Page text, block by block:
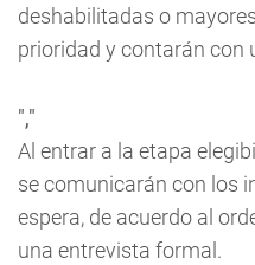
deshabilitadas o
prioridad y contarán con
","
Al entrar a la etapa
se comunicarán con los
espera, de acuerdo al
una entrevista formal.